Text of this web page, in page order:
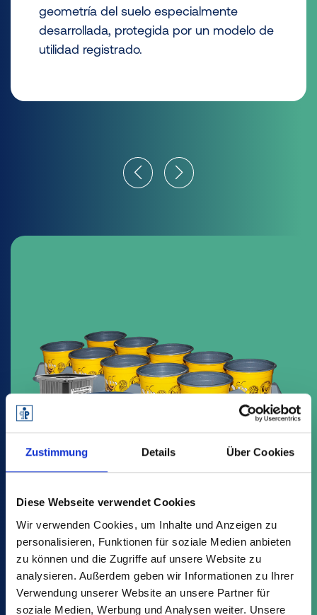
Zustimmung Details Über Cookies
Diese Webseite verwendet Cookies
Wir verwenden Cookies, um Inhalte und Anzeigen zu
personalisieren, Funktionen für soziale Medien anbieten
zu können und die Zugriffe auf unsere Website zu
analysieren. Außerdem geben wir Informationen zu Ihrer
Verwendung unserer Website an unsere Partner für
soziale Medien, Werbung und Analysen weiter. Unsere
geometría del suelo especialmente
desarrollada, protegida por un modelo de
utilidad registrado.
Impresión y etiquetado
Modernos procesos de impresión con la
mejor calidad y un servicio integral.